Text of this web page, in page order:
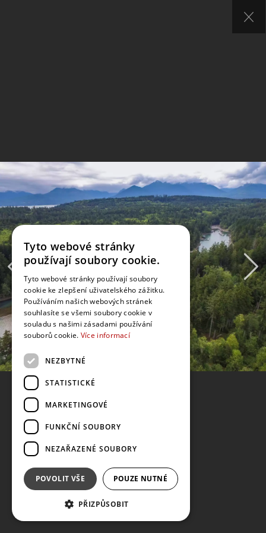
Tyto webové stránky
používají soubory cookie.
Tyto webové stránky používají soubory
cookie ke zlepšení uživatelského zážitku.
Používáním našich webových stránek
souhlasíte se všemi soubory cookie v
souladu s našimi zásadami používání
souborů cookie. Více informací
NEZBYTNÉ
STATISTICKÉ
MARKETINGOVÉ
FUNKČNÍ SOUBORY
NEZAŘAZENÉ SOUBORY
POVOLIT VŠE POUZE NUTNÉ
PŘIZPŮSOBIT